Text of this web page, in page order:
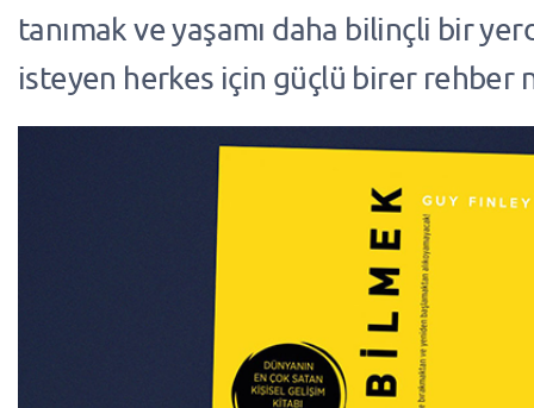
tanımak ve yaşamı daha bilinçli bir
isteyen herkes için güçlü birer rehber